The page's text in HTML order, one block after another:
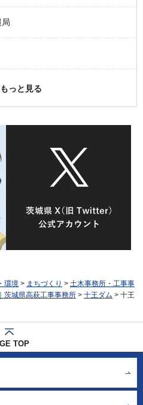
もっと見る
環境 > まちづくり > 土木事務所・工事事
茨城県高萩工事事務所 > 十王ダム > 十王
TOP